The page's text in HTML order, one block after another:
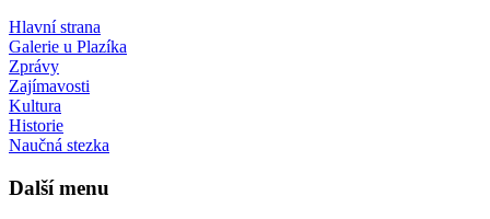
Hlavní strana
Galerie u Plazíka
Zprávy
Zajímavosti
Kultura
Historie
Naučná stezka
Další menu